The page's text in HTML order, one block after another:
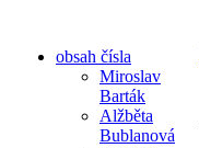
obsah čísla
Miroslav
Barták
Alžběta
Bublanová